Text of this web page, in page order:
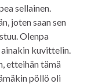
sellainen.
joten saan sen
Olenpa
kuvittelin.
etteihän tämä
pöllö oli